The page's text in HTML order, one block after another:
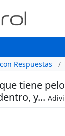
Respuestas
tiene
y...